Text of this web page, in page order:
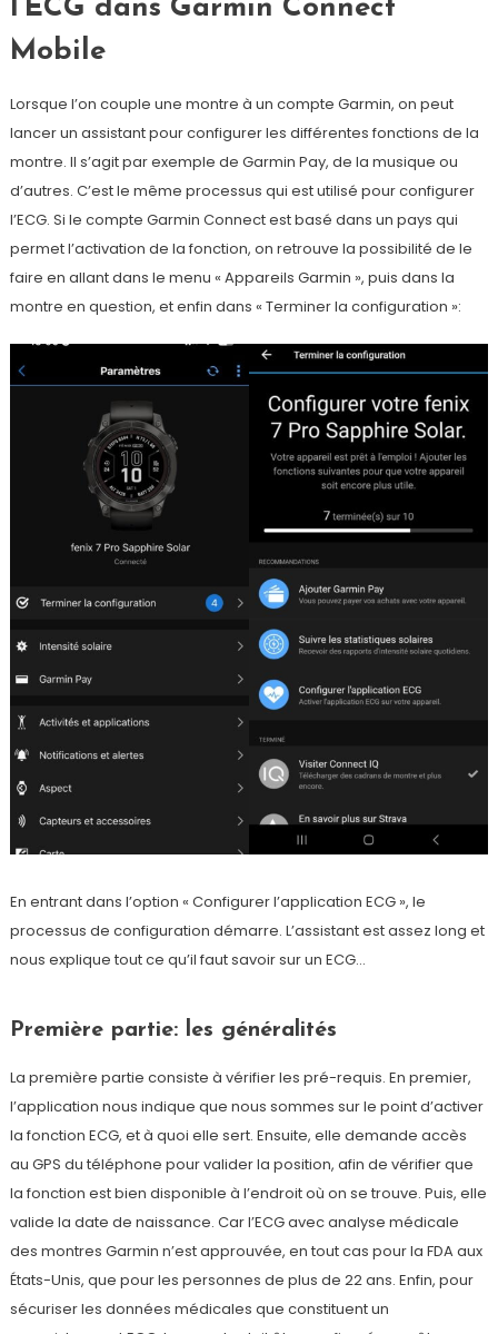
l’ECG dans Garmin Connect
Mobile
Lorsque l’on couple une montre à un compte Garmin, on peut
lancer un assistant pour configurer les différentes fonctions de la
montre. Il s’agit par exemple de Garmin Pay, de la musique ou
d’autres. C’est le même processus qui est utilisé pour configurer
l’ECG. Si le compte Garmin Connect est basé dans un pays qui
permet l’activation de la fonction, on retrouve la possibilité de le
faire en allant dans le menu « Appareils Garmin », puis dans la
montre en question, et enfin dans « Terminer la configuration »:
En entrant dans l’option « Configurer l’application ECG », le
processus de configuration démarre. L’assistant est assez long et
nous explique tout ce qu’il faut savoir sur un ECG…
Première partie: les généralités
La première partie consiste à vérifier les pré-requis. En premier,
l’application nous indique que nous sommes sur le point d’activer
la fonction ECG, et à quoi elle sert. Ensuite, elle demande accès
au GPS du téléphone pour valider la position, afin de vérifier que
la fonction est bien disponible à l’endroit où on se trouve. Puis, elle
valide la date de naissance. Car l’ECG avec analyse médicale
des montres Garmin n’est approuvée, en tout cas pour la FDA aux
États-Unis, que pour les personnes de plus de 22 ans. Enfin, pour
sécuriser les données médicales que constituent un